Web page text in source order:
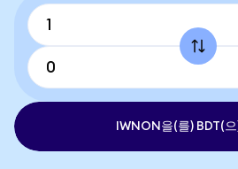
IWNON을(를) BDT(